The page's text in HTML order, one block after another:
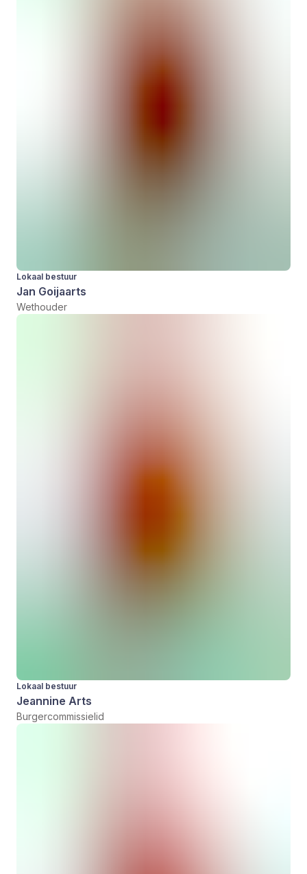
Lokaal bestuur
Jan Goijaarts
Wethouder
Lokaal bestuur
Jeannine Arts
Burgercommissielid